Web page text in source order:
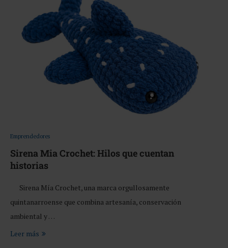
Emprendedores
Sirena Mia Crochet: Hilos que cuentan
historias
Sirena Mía Crochet, una marca orgullosamente
quintanarroense que combina artesanía, conservación
ambiental y …
Leer más